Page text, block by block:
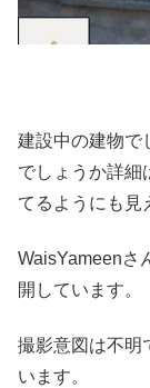
建設中の建物で
でしょうか詳細
てるようにも見
WaisYameenさ
開しています。
撮影意図は不明
います。